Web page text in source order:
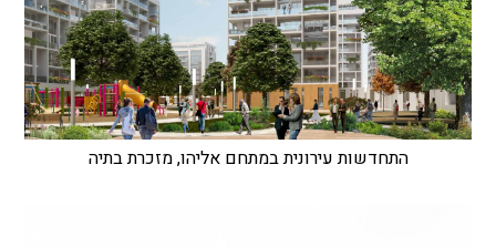
התחדשות עירונית במתחם אליהו, מזכרת בתיה